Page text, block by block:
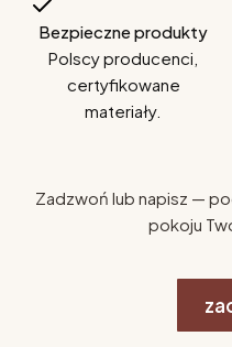
Bezpieczne produkty
Polscy producenci,
certyfikowane
materiały.
Zadzwoń lub napisz —
pokoju